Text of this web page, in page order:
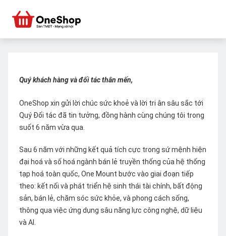
Quý khách hàng và đối tác thân mến,
OneShop xin gửi lời chúc sức khoẻ và lời tri ân sâu sắc tới
Quý Đối tác đã tin tưởng, đồng hành cùng chúng tôi trong
suốt 6 năm vừa qua.
Sau 6 năm với những kết quả tích cực trong sứ mệnh hiện
đại hoá và số hoá ngành bán lẻ truyền thống của hệ thống
tạp hoá toàn quốc, One Mount bước vào giai đoạn tiếp
theo: kết nối và phát triển hệ sinh thái tài chính, bất động
sản, bán lẻ, chăm sóc sức khỏe, và phong cách sống,
thông qua việc ứng dụng sâu năng lực công nghệ, dữ liệu
và AI.